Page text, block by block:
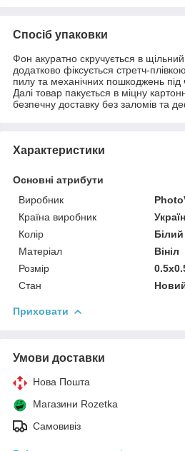
Спосіб упаковки
Фон акуратно скручується в
додатково фіксується стретч-
пилу та механічних пошкоджень під
Далі товар пакується в міцну
безпечну доставку без заломів та
Характеристики
Основні атрибути
Виробник
Країна виробник
Колір
Білий
Матеріал
Вініл
Розмір
Стан
Приховати
Умови доставки
Нова Пошта
Магазини Rozetka
Самовивіз